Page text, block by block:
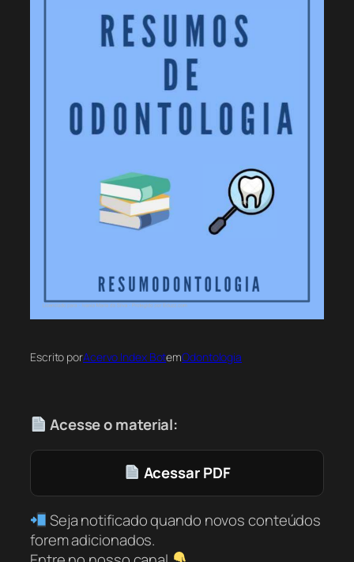
Escrito porAcervo Index BotemOdontologia
Acesse o material:
Acessar PDF
Seja notificado quando novos conteúdos
forem adicionados.